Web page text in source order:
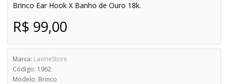
Brinco Ear Hook X Banho de Ouro 18k.
R$ 99,00
Marca: LavineStore
Código: 1962
Modelo: Brinco